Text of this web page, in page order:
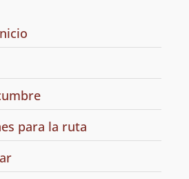
la
para la ruta